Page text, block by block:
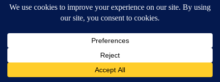
Wrinkles: Most People Use Lotions. Koreans Do This Instead